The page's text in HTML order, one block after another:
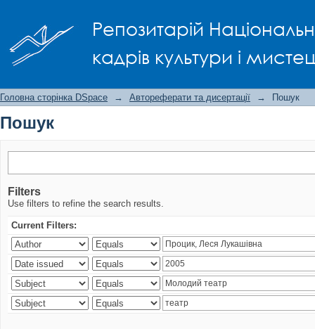
Репозитарій
кадрів культури і
Головна сторінка DSpace → Автореферати та дисертації → Пошук
Пошук
Filters
Use filters to refine the search results.
Current Filters: